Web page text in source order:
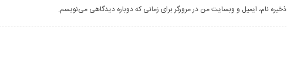
ذخیره نام، ایمیل و وبسایت من در مرورگر برای زمانی که دوباره دیدگاهی می‌نویسم.